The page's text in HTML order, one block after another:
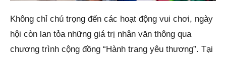
Không chỉ chú trọng đến các hoạt động vui chơi, ngày
hội còn lan tỏa những giá trị nhân văn thông qua
chương trình cộng đồng “Hành trang yêu thương”. Tại